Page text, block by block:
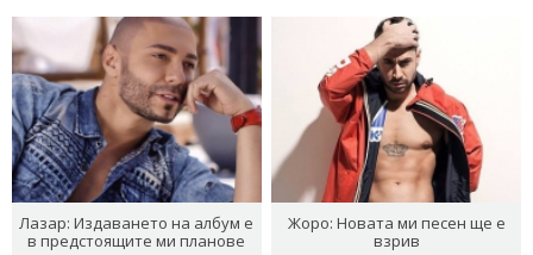
Лазар: Издаването на албум е
в предстоящите ми планове
Жоро: Новата ми песен ще е
взрив